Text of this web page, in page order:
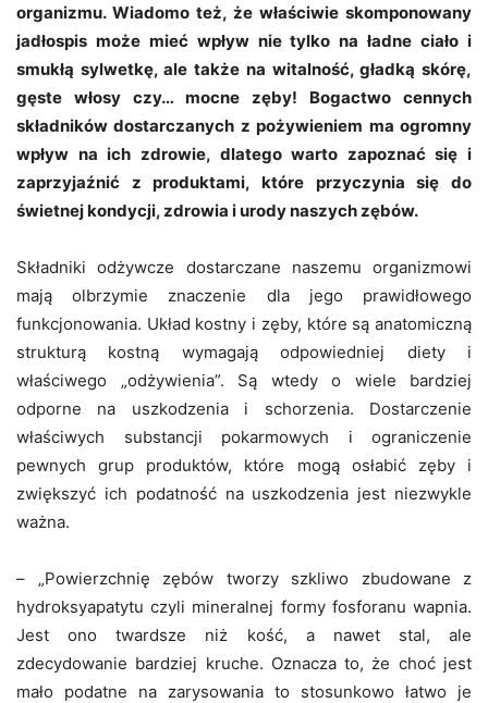
organizmu. Wiadomo też, że właściwie skomponowany
jadłospis może mieć wpływ nie tylko na ładne ciało i
smukłą sylwetkę, ale także na witalność, gładką skórę,
gęste włosy czy… mocne zęby! Bogactwo cennych
składników dostarczanych z pożywieniem ma ogromny
wpływ na ich zdrowie, dlatego warto zapoznać się i
zaprzyjaźnić z produktami, które przyczynia się do
świetnej kondycji, zdrowia i urody naszych zębów.
Składniki odżywcze dostarczane naszemu organizmowi
mają olbrzymie znaczenie dla jego prawidłowego
funkcjonowania. Układ kostny i zęby, które są anatomiczną
strukturą kostną wymagają odpowiedniej diety i
właściwego „odżywienia”. Są wtedy o wiele bardziej
odporne na uszkodzenia i schorzenia. Dostarczenie
właściwych substancji pokarmowych i ograniczenie
pewnych grup produktów, które mogą osłabić zęby i
zwiększyć ich podatność na uszkodzenia jest niezwykle
ważna.
– „Powierzchnię zębów tworzy szkliwo zbudowane z
hydroksyapatytu czyli mineralnej formy fosforanu wapnia.
Jest ono twardsze niż kość, a nawet stal, ale
zdecydowanie bardziej kruche. Oznacza to, że choć jest
mało podatne na zarysowania to stosunkowo łatwo je